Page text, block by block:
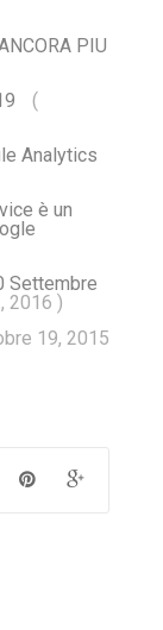
PIU
(
Analytics
è un
Settembre
2016 )
19, 2015